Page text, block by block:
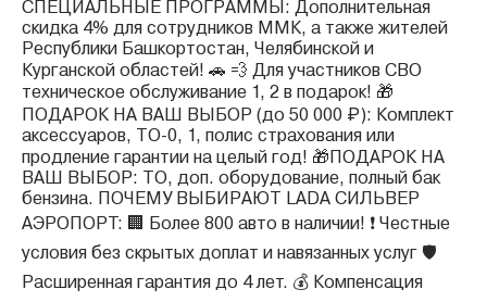
СПЕЦИАЛЬНЫЕ ПРОГРАММЫ: Дополнительная
скидка 4% для сотрудников ММК, а также жителей
Республики Башкортостан, Челябинской и
Курганской областей! 🚗 💨 Для участников СВО
техническое обслуживание 1, 2 в подарок! 🎁
ПОДАРОК НА ВАШ ВЫБОР (до 50 000 ₽): Комплект
аксессуаров, ТО-0, 1, полис страхования или
продление гарантии на целый год! 🎁ПОДАРОК НА
ВАШ ВЫБОР: ТО, доп. оборудование, полный бак
бензина. ПОЧЕМУ ВЫБИРАЮТ LADA СИЛЬВЕР
АЭРОПОРТ: 🏢 Более 800 авто в наличии! ❗️ Честные
условия без скрытых доплат и навязанных услуг 🛡️
Расширенная гарантия до 4 лет. 💰 Компенсация